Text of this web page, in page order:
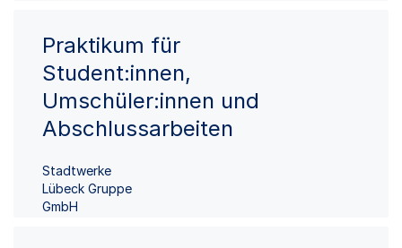
Praktikum für
Student:innen,
Umschüler:innen und
Abschlussarbeiten
Stadtwerke
Lübeck Gruppe
GmbH